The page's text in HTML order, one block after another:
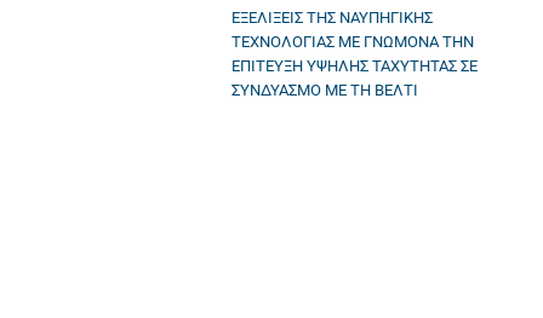
ΕΞΕΛΙΞΕΙΣ ΤΗΣ ΝΑΥΠΗΓΙΚΗΣ
ΤΕΧΝΟΛΟΓΙΑΣ ΜΕ ΓΝΩΜΟΝΑ ΤΗΝ
ΕΠΙΤΕΥΞΗ ΥΨΗΛΗΣ ΤΑΧΥΤΗΤΑΣ ΣΕ
ΣΥΝΔΥΑΣΜΟ ΜΕ ΤΗ ΒΕΛΤΙ